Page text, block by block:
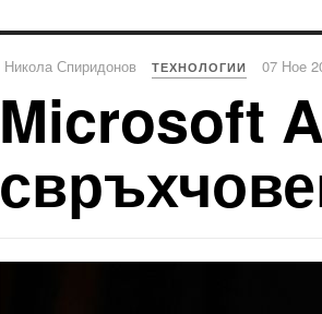
Никола Спиридонов ТЕХНОЛОГИИ 07 Ное
Microsoft